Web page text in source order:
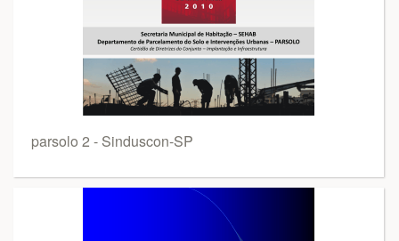
parsolo 2 - Sinduscon-SP